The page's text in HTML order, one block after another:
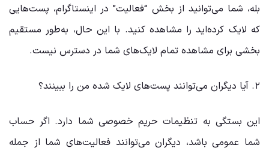
بله، شما می‌توانید از بخش “فعالیت” در اینستاگرام، پست‌هایی
که لایک کرده‌اید را مشاهده کنید. با این حال، به‌طور مستقیم
بخشی برای مشاهده تمام لایک‌های شما در دسترس نیست.
۲. آیا دیگران می‌توانند پست‌های لایک شده من را ببینند؟
این بستگی به تنظیمات حریم خصوصی شما دارد. اگر حساب
شما عمومی باشد، دیگران می‌توانند فعالیت‌های شما از جمله